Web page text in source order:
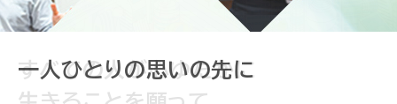
学研グループは
すべての人が心ゆたかに
一人ひとりの思いの先に